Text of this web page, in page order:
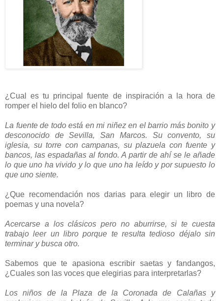
¿Cual es tu principal fuente de inspiración a la hora de
romper el hielo del folio en blanco?
La fuente de todo está en mi niñez en el barrio más bonito y
desconocido de Sevilla, San Marcos. Su convento, su
iglesia, su torre con campanas, su plazuela con fuente y
bancos, las espadañas al fondo. A partir de ahí se le añade
lo que uno ha vivido y lo que uno ha leído y por supuesto lo
que uno siente.
¿Que recomendación nos darias para elegir un libro de
poemas y una novela?
Acercarse a los clásicos pero no aburrirse, si te cuesta
trabajo leer un libro porque te resulta tedioso déjalo sin
terminar y busca otro.
Sabemos que te apasiona escribir saetas y fandangos,
¿Cuales son las voces que elegirias para interpretarlas?
Los niños de la Plaza de la Coronada de Calañas y